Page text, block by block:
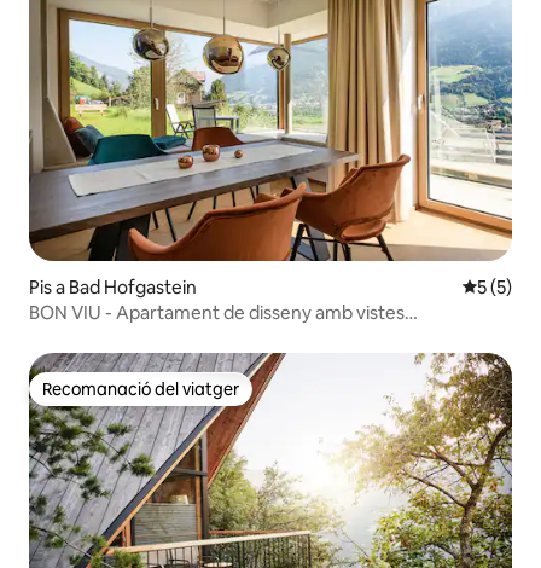
Pis a Bad Hofgastein 5 de
5 (5)
BON VIU - Apartament de disseny amb vistes
Recomanació del viatger
Recomanació del viatger